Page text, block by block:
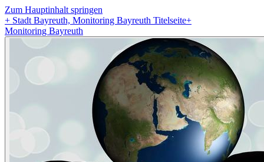
Zum Hauptinhalt springen
+ Stadt Bayreuth, Monitoring Bayreuth Titelseite+
Monitoring Bayreuth